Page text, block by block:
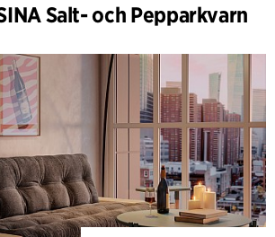
Salt- och Pepparkvarn